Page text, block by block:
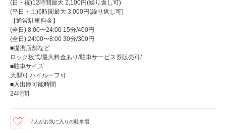
(日・祝)12時間最大 2,100円(繰り返し可)
(平日・土)6時間最大 3,000円(繰り返し可)
【通常駐車料金】
(全日) 8:00〜24:00 15分/400円
(全日) 24:00〜8:00 30分/300円
■提携店舗など
ロック板式/最大料金あり/駐車サービス券販売可/
■駐車サイズ
大型可 ハイルーフ可
■入出庫可能時間
24時間
7 人がお気に入りの駐車場